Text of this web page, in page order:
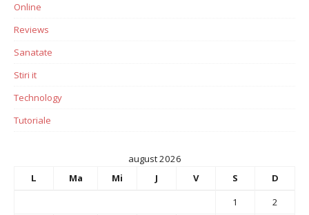
Online
Reviews
Sanatate
Stiri it
Technology
Tutoriale
august 2026
L
Ma Mi J V S
D
1
2